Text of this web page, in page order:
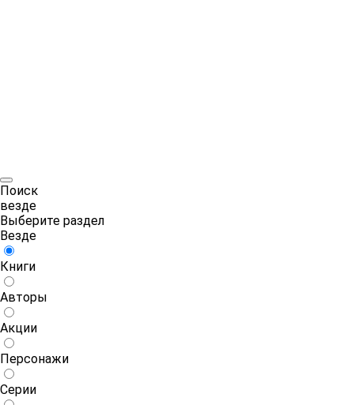
Поиск
везде
Выберите раздел
Везде
Книги
Авторы
Акции
Персонажи
Серии